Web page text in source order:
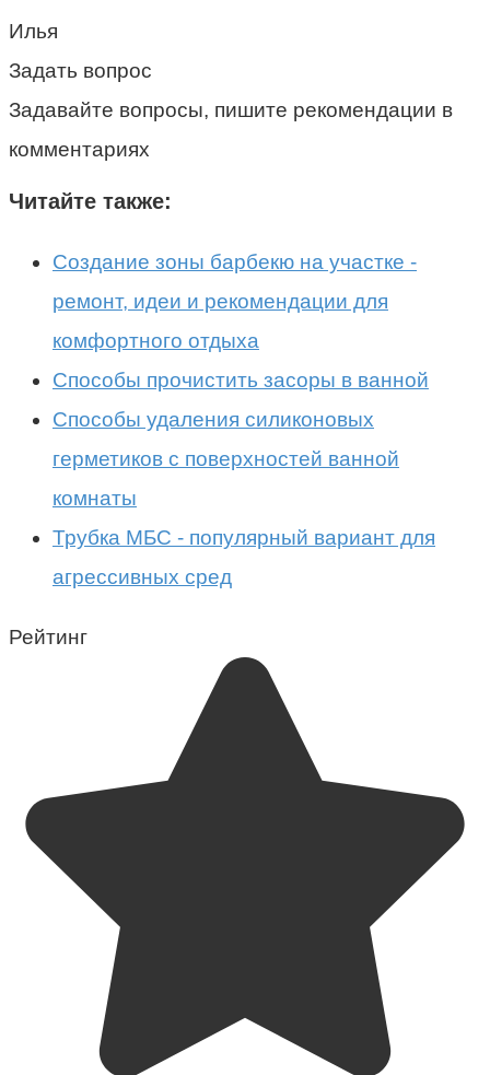
Илья
Задать вопрос
Задавайте вопросы, пишите рекомендации в
комментариях
Читайте также:
Создание зоны барбекю на участке -
ремонт, идеи и рекомендации для
комфортного отдыха
Способы прочистить засоры в ванной
Способы удаления силиконовых
герметиков с поверхностей ванной
комнаты
Трубка МБС - популярный вариант для
агрессивных сред
Рейтинг